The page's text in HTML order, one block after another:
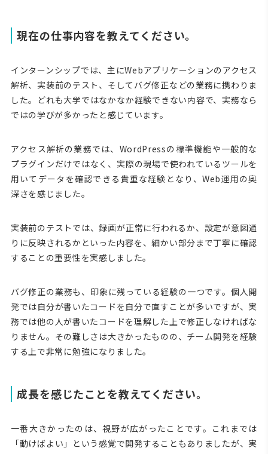
現在の仕事内容を教えてください。
インターンシップでは、主にWebアプリケーションのアクセス
解析、実装前のテスト、そしてバグ修正などの業務に携わりま
した。どれも大学ではなかなか経験できない内容で、実務なら
ではの学びが多かったと感じています。
アクセス解析の業務では、WordPressの標準機能や一般的な
プラグインだけではなく、実際の現場で使われているツールを
用いてデータを確認できる貴重な経験となり、Web運用の奥
深さを感じました。
実装前のテストでは、録画が正常に行われるか、設定が意図通
りに反映されるかといった内容を、細かい部分まで丁寧に確認
することの重要性を実感しました。
バグ修正の業務も、印象に残っている経験の一つです。個人開
発では自分が書いたコードを自分で直すことが多いですが、実
務では他の人が書いたコードを理解した上で修正しなければな
りません。その難しさは大きかったものの、チーム開発を経験
する上で非常に勉強になりました。
成長を感じたことを教えてください。
一番大きかったのは、視野が広がったことです。これまでは
「動けばよい」という感覚で開発することもありましたが、実